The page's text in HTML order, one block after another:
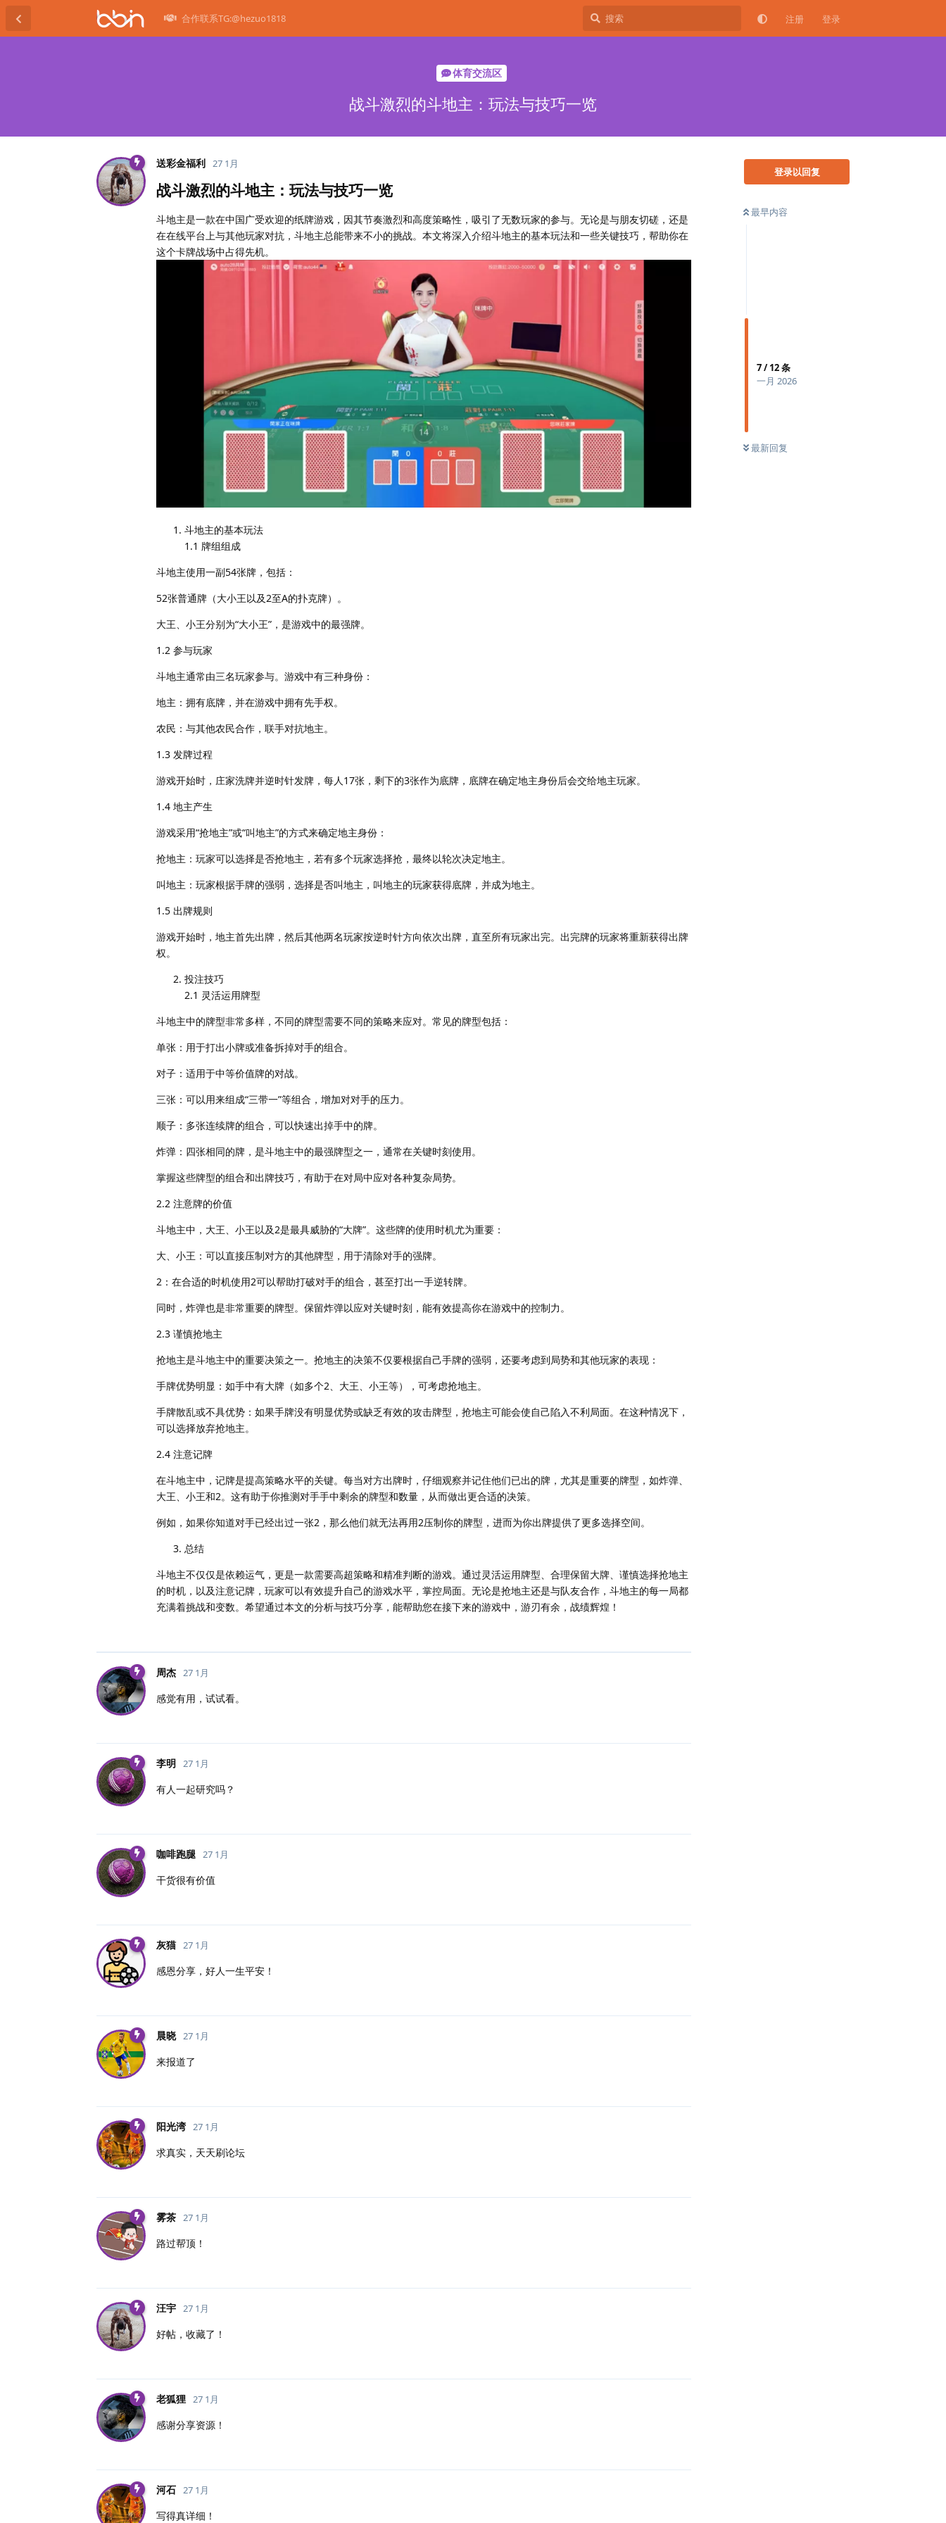
合作联系TG:@hezuo1818 注册 登录
体育交流区
战斗激烈的斗地主：玩法与技巧一览
登录以回复
最早内容
7/12条
一月 2026
最新回复
送彩金福利 27 1月
战斗激烈的斗地主：玩法与技巧一览
斗地主是一款在中国广受欢迎的纸牌游戏，因其节奏激烈和高度策略性，吸引了无数玩家的参与。无论是与朋友切磋，还是
在在线平台上与其他玩家对抗，斗地主总能带来不小的挑战。本文将深入介绍斗地主的基本玩法和一些关键技巧，帮助你在
这个卡牌战场中占得先机。
斗地主的基本玩法
1.1 牌组组成
斗地主使用一副54张牌，包括：
52张普通牌（大小王以及2至A的扑克牌）。
大王、小王分别为“大小王”，是游戏中的最强牌。
1.2 参与玩家
斗地主通常由三名玩家参与。游戏中有三种身份：
地主：拥有底牌，并在游戏中拥有先手权。
农民：与其他农民合作，联手对抗地主。
1.3 发牌过程
游戏开始时，庄家洗牌并逆时针发牌，每人17张，剩下的3张作为底牌，底牌在确定地主身份后会交给地主玩家。
1.4 地主产生
游戏采用“抢地主”或“叫地主”的方式来确定地主身份：
抢地主：玩家可以选择是否抢地主，若有多个玩家选择抢，最终以轮次决定地主。
叫地主：玩家根据手牌的强弱，选择是否叫地主，叫地主的玩家获得底牌，并成为地主。
1.5 出牌规则
游戏开始时，地主首先出牌，然后其他两名玩家按逆时针方向依次出牌，直至所有玩家出完。出完牌的玩家将重新获得出牌
权。
投注技巧
2.1 灵活运用牌型
斗地主中的牌型非常多样，不同的牌型需要不同的策略来应对。常见的牌型包括：
单张：用于打出小牌或准备拆掉对手的组合。
对子：适用于中等价值牌的对战。
三张：可以用来组成“三带一”等组合，增加对对手的压力。
顺子：多张连续牌的组合，可以快速出掉手中的牌。
炸弹：四张相同的牌，是斗地主中的最强牌型之一，通常在关键时刻使用。
掌握这些牌型的组合和出牌技巧，有助于在对局中应对各种复杂局势。
2.2 注意牌的价值
斗地主中，大王、小王以及2是最具威胁的“大牌”。这些牌的使用时机尤为重要：
大、小王：可以直接压制对方的其他牌型，用于清除对手的强牌。
2：在合适的时机使用2可以帮助打破对手的组合，甚至打出一手逆转牌。
同时，炸弹也是非常重要的牌型。保留炸弹以应对关键时刻，能有效提高你在游戏中的控制力。
2.3 谨慎抢地主
抢地主是斗地主中的重要决策之一。抢地主的决策不仅要根据自己手牌的强弱，还要考虑到局势和其他玩家的表现：
手牌优势明显：如手中有大牌（如多个2、大王、小王等），可考虑抢地主。
手牌散乱或不具优势：如果手牌没有明显优势或缺乏有效的攻击牌型，抢地主可能会使自己陷入不利局面。在这种情况下，
可以选择放弃抢地主。
2.4 注意记牌
在斗地主中，记牌是提高策略水平的关键。每当对方出牌时，仔细观察并记住他们已出的牌，尤其是重要的牌型，如炸弹、
大王、小王和2。这有助于你推测对手手中剩余的牌型和数量，从而做出更合适的决策。
例如，如果你知道对手已经出过一张2，那么他们就无法再用2压制你的牌型，进而为你出牌提供了更多选择空间。
总结
斗地主不仅仅是依赖运气，更是一款需要高超策略和精准判断的游戏。通过灵活运用牌型、合理保留大牌、谨慎选择抢地主
的时机，以及注意记牌，玩家可以有效提升自己的游戏水平，掌控局面。无论是抢地主还是与队友合作，斗地主的每一局都
充满着挑战和变数。希望通过本文的分析与技巧分享，能帮助您在接下来的游戏中，游刃有余，战绩辉煌！
周杰 27 1月
感觉有用，试试看。
李明 27 1月
有人一起研究吗？
咖啡跑腿 27 1月
干货很有价值
灰猫 27 1月
感恩分享，好人一生平安！
晨晓 27 1月
来报道了
阳光湾 27 1月
求真实，天天刷论坛
雾茶 27 1月
路过帮顶！
汪宇 27 1月
好帖，收藏了！
老狐狸 27 1月
感谢分享资源！
河石 27 1月
写得真详细！